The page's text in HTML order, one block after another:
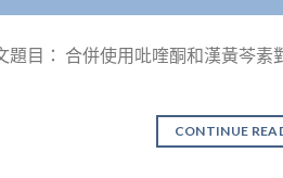
題目： 合併使用吡喹酮和漢黃芩
CONTINUE